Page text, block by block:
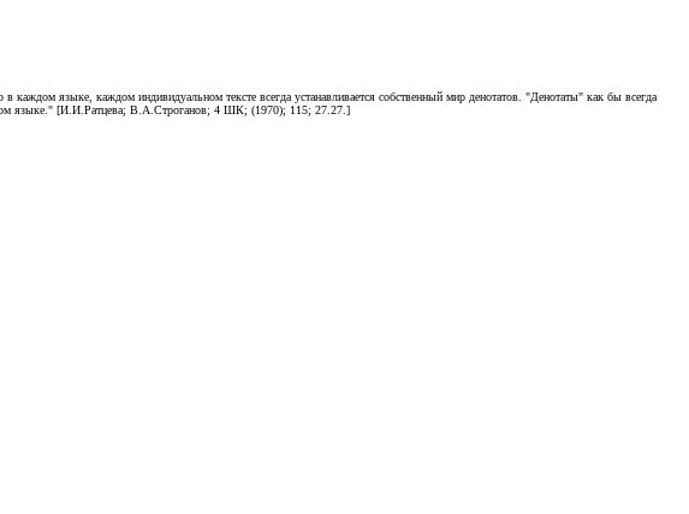
в каждом языке, каждом индивидуальном тексте всегда устанавливается собственный мир денотатов. "Денотаты" как бы всегда
ином языке." [И.И.Ратцева; В.А.Строганов; 4 ШК; (1970); 115; 27.27.]